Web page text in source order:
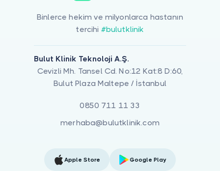
Binlerce hekim ve milyonlarca hastanın
tercihi #bulutklinik
Bulut Klinik Teknoloji A.Ş.
Cevizli Mh. Tansel Cd. No:12 Kat:8 D:60,
Bulut Plaza Maltepe / İstanbul
0850 711 11 33
merhaba@bulutklinik.com
Apple Store Google Play